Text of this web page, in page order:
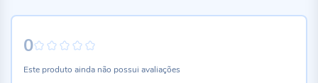
0
Este produto ainda não possui avaliações